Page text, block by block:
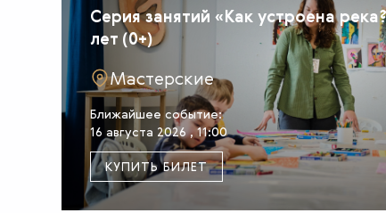
Серия занятий «Как устроена
лет (0+)
Мастерские
Ближайшее событие:
16 августа 2026 , 11:00
КУПИТЬ БИЛЕТ